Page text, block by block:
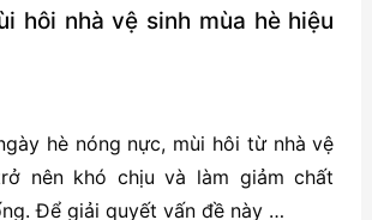
hôi nhà vệ sinh mùa hè hiệu
hè nóng nực, mùi hôi từ nhà vệ
nên khó chịu và làm giảm chất
Để giải quyết vấn đề này …